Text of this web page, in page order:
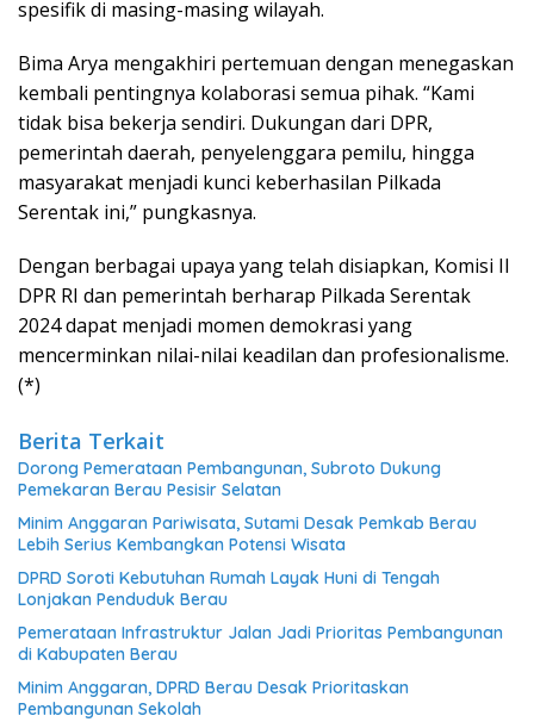
spesifik di masing-masing wilayah.
Bima Arya mengakhiri pertemuan dengan menegaskan
kembali pentingnya kolaborasi semua pihak. “Kami
tidak bisa bekerja sendiri. Dukungan dari DPR,
pemerintah daerah, penyelenggara pemilu, hingga
masyarakat menjadi kunci keberhasilan Pilkada
Serentak ini,” pungkasnya.
Dengan berbagai upaya yang telah disiapkan, Komisi II
DPR RI dan pemerintah berharap Pilkada Serentak
2024 dapat menjadi momen demokrasi yang
mencerminkan nilai-nilai keadilan dan profesionalisme.
(*)
Berita Terkait
Dorong Pemerataan Pembangunan, Subroto Dukung
Pemekaran Berau Pesisir Selatan
Minim Anggaran Pariwisata, Sutami Desak Pemkab Berau
Lebih Serius Kembangkan Potensi Wisata
DPRD Soroti Kebutuhan Rumah Layak Huni di Tengah
Lonjakan Penduduk Berau
Pemerataan Infrastruktur Jalan Jadi Prioritas Pembangunan
di Kabupaten Berau
Minim Anggaran, DPRD Berau Desak Prioritaskan
Pembangunan Sekolah